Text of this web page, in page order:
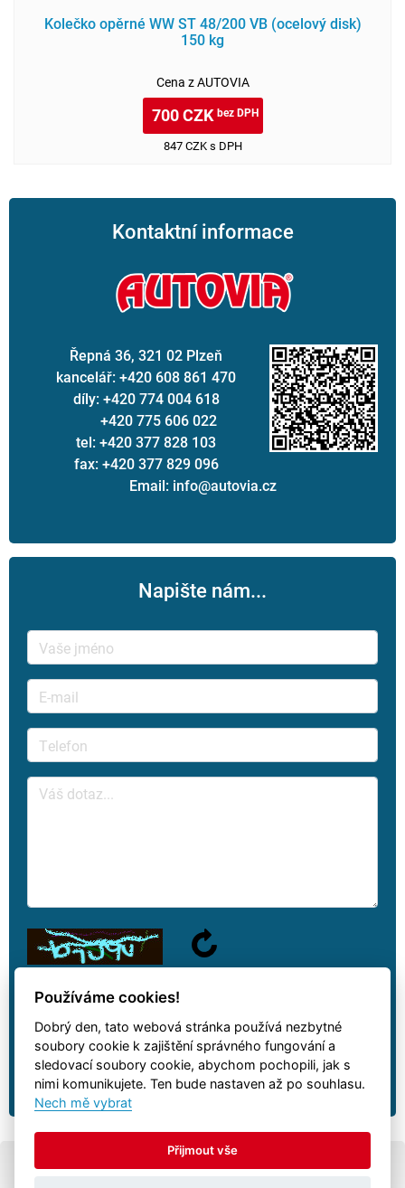
Kolečko opěrné WW ST 48/200 VB (ocelový disk)
150 kg
Cena z AUTOVIA
700 CZKbez DPH
847 CZK s DPH
Kontaktní informace
Řepná 36, 321 02 Plzeň
kancelář: +420 608 861 470
díly: +420 774 004 618
+420 775 606 022
tel: +420 377 828 103
fax: +420 377 829 096
Email: info@autovia.cz
Napište nám...
Na váš dotaz odpovíme jakmile to bude možné.
© Všechna práva vyhrazenaAutovia.cz-přívěsy
Používáme cookies!
Dobrý den, tato webová stránka používá nezbytné
soubory cookie k zajištění správného fungování a
sledovací soubory cookie, abychom pochopili, jak s
nimi komunikujete. Ten bude nastaven až po souhlasu.
Nech mě vybrat
Přijmout vše